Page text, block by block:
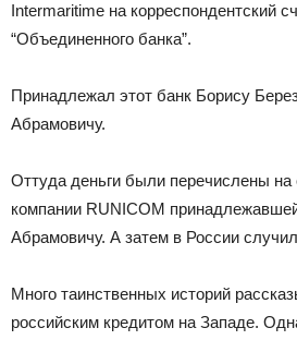
Intermaritime на корреспондентский
“Объединенного банка”.
Принадлежал этот банк Борису
Абрамовичу.
Оттуда деньги были перечислены на
компании RUNICOM
Абрамовичу. А затем в России
Много таинственных историй
российским кредитом на Западе.